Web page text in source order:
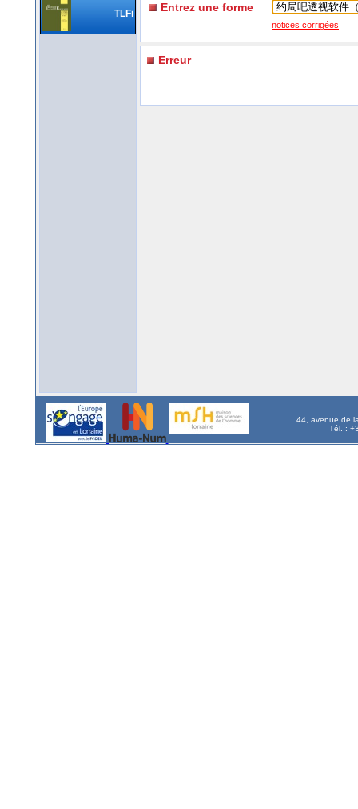
TLFi Entrez une forme
notices corrigées
Erreur
44, avenue de
Tél. :